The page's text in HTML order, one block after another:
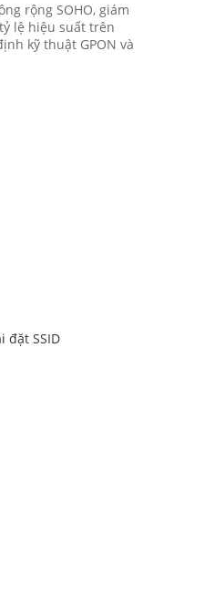
rộng SOHO, giám
lệ hiệu suất trên
kỹ thuật GPON và
đặt SSID